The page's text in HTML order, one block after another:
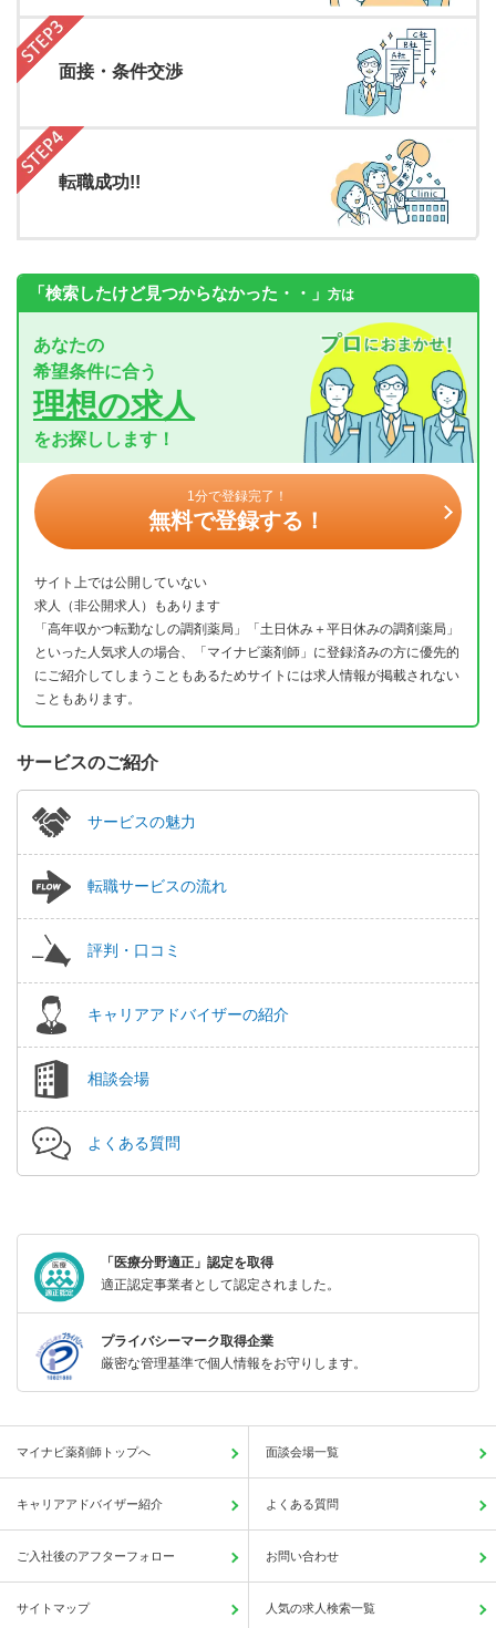
面接・条件交渉
転職成功!!
「検索したけど見つからなかった・・」 方は
あなたの
希望条件に合う
理想の求人
をお探しします！
1分で登録完了！
無料で登録する！
サイト上では公開していない
求人（非公開求人）もあります
「高年収かつ転勤なしの調剤薬局」「土日休み＋平日休みの調剤薬局」
といった人気求人の場合、「マイナビ薬剤師」に登録済みの方に優先的
にご紹介してしまうこともあるためサイトには求人情報が掲載されない
こともあります。
サービスのご紹介
サービスの魅力
転職サービスの流れ
評判・口コミ
キャリアアドバイザーの紹介
相談会場
よくある質問
「医療分野適正」認定を取得
適正認定事業者として認定されました。
プライバシーマーク取得企業
厳密な管理基準で個人情報をお守りします。
マイナビ薬剤師トップへ 面談会場一覧
キャリアアドバイザー紹介 よくある質問
ご入社後のアフターフォロー お問い合わせ
サイトマップ 人気の求人検索一覧